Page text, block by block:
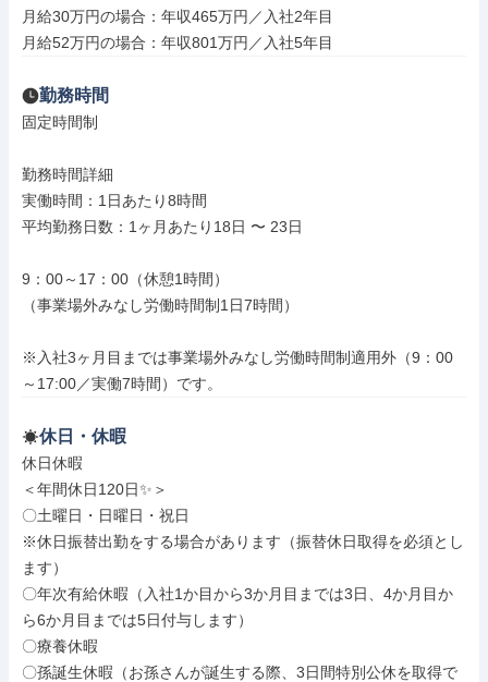
月給30万円の場合：年収465万円／入社2年目
月給52万円の場合：年収801万円／入社5年目
勤務時間
固定時間制
勤務時間詳細
実働時間：1日あたり8時間
平均勤務日数：1ヶ月あたり18日 〜 23日
9：00～17：00（休憩1時間）
（事業場外みなし労働時間制1日7時間）
※入社3ヶ月目までは事業場外みなし労働時間制適用外（9：00
～17:00／実働7時間）です。
休日・休暇
休日休暇
＜年間休日120日✨＞
〇土曜日・日曜日・祝日
※休日振替出勤をする場合があります（振替休日取得を必須とし
ます）
〇年次有給休暇（入社1か目から3か月目までは3日、4か月目か
ら6か月目までは5日付与します）
〇療養休暇
〇孫誕生休暇（お孫さんが誕生する際、3日間特別公休を取得で